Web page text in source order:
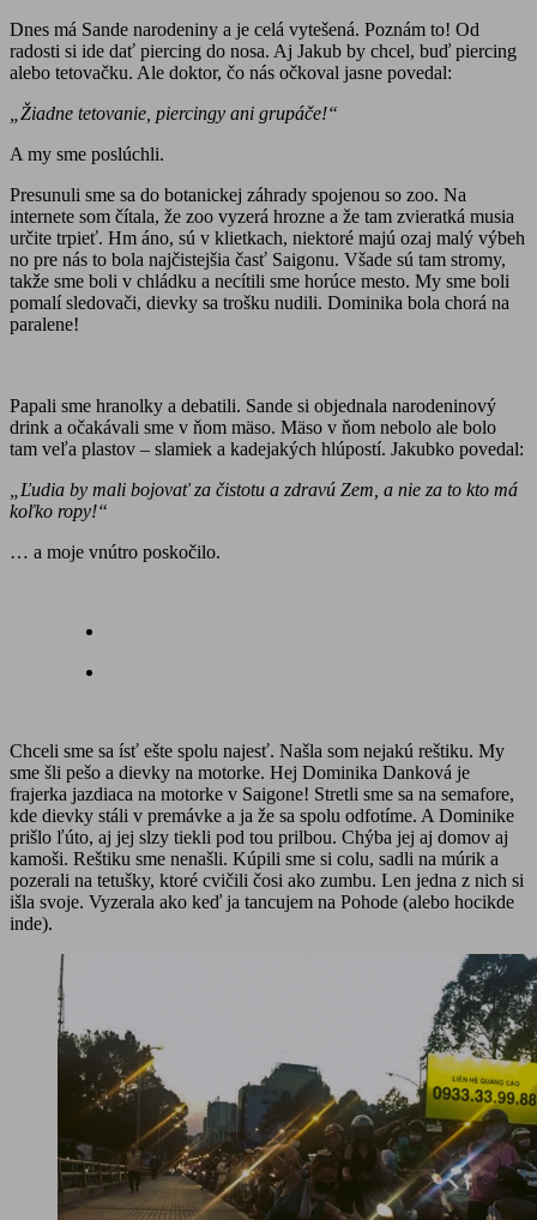
Dnes má Sande narodeniny a je celá vytešená. Poznám to! Od
radosti si ide dať piercing do nosa. Aj Jakub by chcel, buď piercing
alebo tetovačku. Ale doktor, čo nás očkoval jasne povedal:
„Žiadne tetovanie, piercingy ani grupáče!“
A my sme poslúchli.
Presunuli sme sa do botanickej záhrady spojenou so zoo. Na
internete som čítala, že zoo vyzerá hrozne a že tam zvieratká musia
určite trpieť. Hm áno, sú v klietkach, niektoré majú ozaj malý výbeh
no pre nás to bola najčistejšia časť Saigonu. Všade sú tam stromy,
takže sme boli v chládku a necítili sme horúce mesto. My sme boli
pomalí sledovači, dievky sa trošku nudili. Dominika bola chorá na
paralene!
Papali sme hranolky a debatili. Sande si objednala narodeninový
drink a očakávali sme v ňom mäso. Mäso v ňom nebolo ale bolo
tam veľa plastov – slamiek a kadejakých hlúpostí. Jakubko povedal:
„Ľudia by mali bojovať za čistotu a zdravú Zem, a nie za to kto má
koľko ropy!“
… a moje vnútro poskočilo.
Chceli sme sa ísť ešte spolu najesť. Našla som nejakú reštiku. My
sme šli pešo a dievky na motorke. Hej Dominika Danková je
frajerka jazdiaca na motorke v Saigone! Stretli sme sa na semafore,
kde dievky stáli v premávke a ja že sa spolu odfotíme. A Dominike
prišlo ľúto, aj jej slzy tiekli pod tou prilbou. Chýba jej aj domov aj
kamoši. Reštiku sme nenašli. Kúpili sme si colu, sadli na múrik a
pozerali na tetušky, ktoré cvičili čosi ako zumbu. Len jedna z nich si
išla svoje. Vyzerala ako keď ja tancujem na Pohode (alebo hocikde
inde).